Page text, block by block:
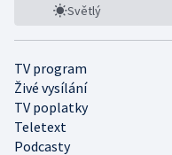
Světlý
TV program
Živé vysílání
TV poplatky
Teletext
Podcasty